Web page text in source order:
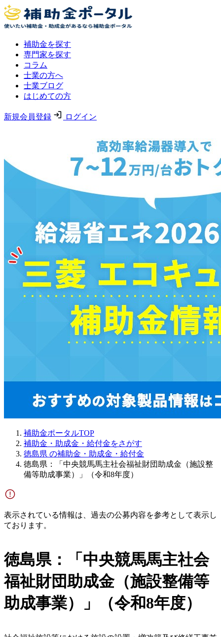
補助金を探す
専門家を探す
コラム
士業の方へ
士業ブログ
はじめての方
新規会員登録 ログイン
補助金ポータルTOP
補助金・助成金・給付金をさがす
徳島県 の補助金・助成金・給付金
徳島県：「中央競馬馬主社会福祉財団助成金（施設整
備等助成事業）」（令和8年度）
表示されている情報は、過去の公募内容を参考として表示し
ております。
徳島県：「中央競馬馬主社会
福祉財団助成金（施設整備等
助成事業）」（令和8年度）